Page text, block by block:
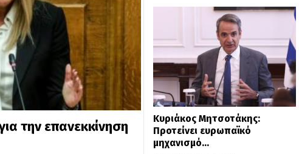
την επανεκκίνηση
Κυριάκος Μητσοτάκης:
Προτείνει ευρωπαϊκό
μηχανισμό…